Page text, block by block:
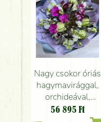
Nagy csokor óriás
hagymavirággal,
orchideával,
kálával, lizivel,
56 895 Ft